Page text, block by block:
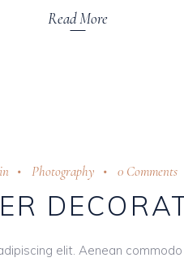
Read More
Photography 0 Comments
elit. Aenean